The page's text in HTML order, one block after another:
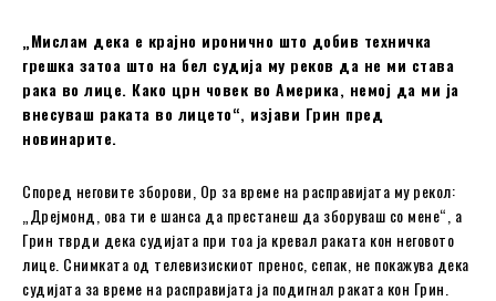
„Мислам дека е крајно иронично што добив техничка
грешка затоа што на бел судија му реков да не ми става
рака во лице. Како црн човек во Америка, немој да ми ја
внесуваш раката во лицето“, изјави Грин пред
новинарите.
Според неговите зборови, Ор за време на расправијата му рекол:
„Дрејмонд, ова ти е шанса да престанеш да зборуваш со мене“, а
Грин тврди дека судијата при тоа ја кревал раката кон неговото
лице. Снимката од телевизискиот пренос, сепак, не покажува дека
судијата за време на расправијата ја подигнал раката кон Грин.